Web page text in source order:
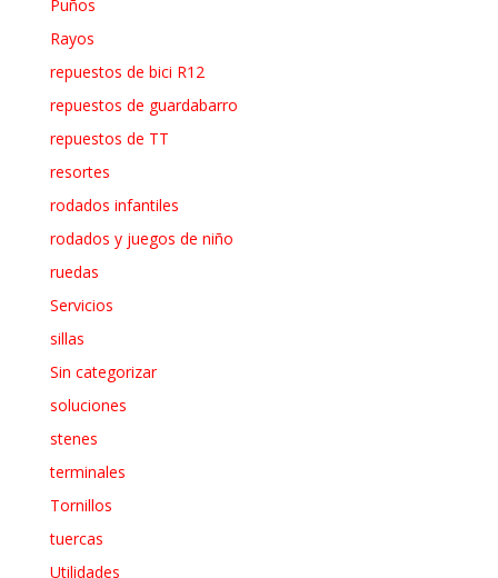
Puños
Rayos
repuestos de bici R12
repuestos de guardabarro
repuestos de TT
resortes
rodados infantiles
rodados y juegos de niño
ruedas
Servicios
sillas
Sin categorizar
soluciones
stenes
terminales
Tornillos
tuercas
Utilidades